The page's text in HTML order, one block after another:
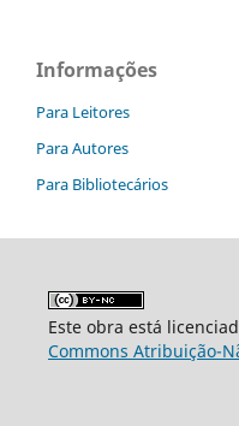
Informações
Para Leitores
Para Autores
Para Bibliotecários
Este obra está
Commons Atribuição-